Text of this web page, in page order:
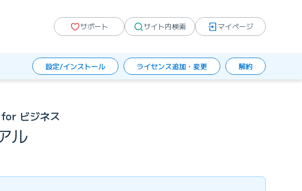
サポート サイト内検索 マイページ
設定/インストール ライセンス追加・変更 解約
ビジネス
ル